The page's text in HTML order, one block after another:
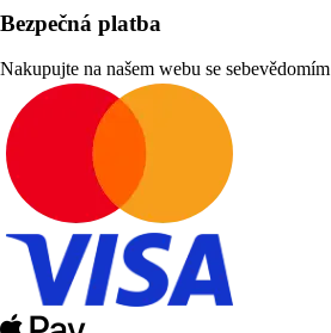
Bezpečná platba
Nakupujte na našem webu se sebevědomím